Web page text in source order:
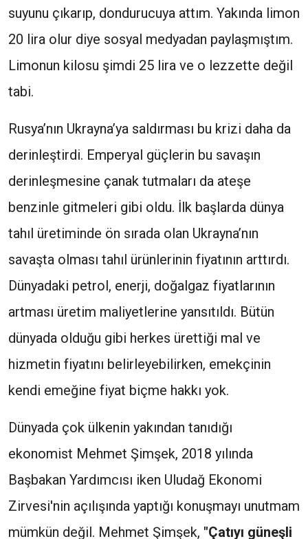
suyunu çıkarıp, dondurucuya attım. Yakında limon
20 lira olur diye sosyal medyadan paylaşmıştım.
Limonun kilosu şimdi 25 lira ve o lezzette değil
tabi.
Rusya’nın Ukrayna’ya saldırması bu krizi daha da
derinleştirdi. Emperyal güçlerin bu savaşın
derinleşmesine çanak tutmaları da ateşe
benzinle gitmeleri gibi oldu. İlk başlarda dünya
tahıl üretiminde ön sırada olan Ukrayna’nın
savaşta olması tahıl ürünlerinin fiyatının arttırdı.
Dünyadaki petrol, enerji, doğalgaz fiyatlarının
artması üretim maliyetlerine yansıtıldı. Bütün
dünyada olduğu gibi herkes ürettiği mal ve
hizmetin fiyatını belirleyebilirken, emekçinin
kendi emeğine fiyat biçme hakkı yok.
Dünyada çok ülkenin yakından tanıdığı
ekonomist Mehmet Şimşek, 2018 yılında
Başbakan Yardımcısı iken Uludağ Ekonomi
Zirvesi'nin açılışında yaptığı konuşmayı unutmam
mümkün değil. Mehmet Şimşek, "Çatıyı güneşli